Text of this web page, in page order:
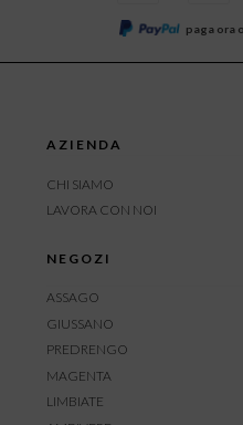
paga ora
AZIENDA
CHI SIAMO
LAVORA CON NOI
NEGOZI
ASSAGO
GIUSSANO
PREDRENGO
MAGENTA
LIMBIATE